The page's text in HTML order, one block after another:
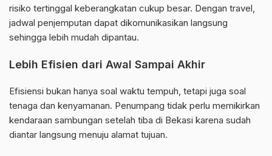
risiko tertinggal keberangkatan cukup besar. Dengan travel,
jadwal penjemputan dapat dikomunikasikan langsung
sehingga lebih mudah dipantau.
Lebih Efisien dari Awal Sampai Akhir
Efisiensi bukan hanya soal waktu tempuh, tetapi juga soal
tenaga dan kenyamanan. Penumpang tidak perlu memikirkan
kendaraan sambungan setelah tiba di Bekasi karena sudah
diantar langsung menuju alamat tujuan.